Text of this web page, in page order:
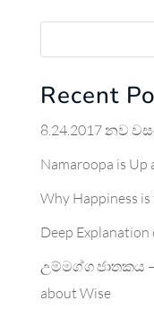
Recent
8.24.2017 නව
Namaroopa is Up
Why Happiness is
Deep
උම්මග්ග ජාතකය –
about Wise